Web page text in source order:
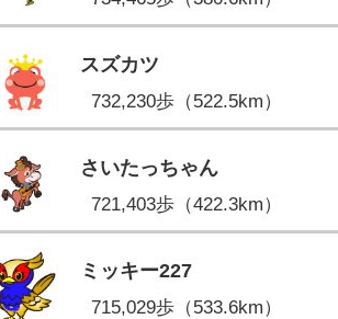
スズカツ
732,230歩（522.5km）
さいたっちゃん
721,403歩（422.3km）
ミッキー227
715,029歩（533.6km）